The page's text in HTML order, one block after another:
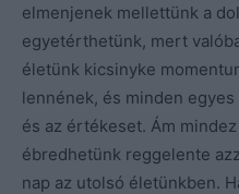
elmenjenek mellettünk a
egyetérthetünk, mert
életünk kicsinyke
lennének, és minden
és az értékeset. Ám
ébredhetünk reggelente
nap az utolsó életünkben.